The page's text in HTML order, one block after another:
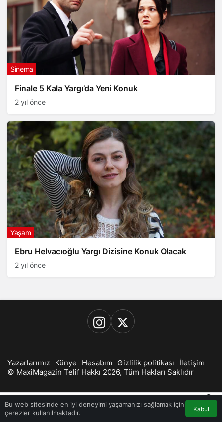
Finale 5 Kala Yargı’da Yeni Konuk
Sinema
2 yıl önce
Ebru Helvacıoğlu Yargı Dizisine Konuk Olacak
Yaşam
2 yıl önce
Bu web sitesinde en iyi deneyimi yaşamanızı sağlamak için
çerezler kullanılmaktadır.
Kabul
Yazarlarımız Künye Hesabım Gizlilik politikası
İletişim
© MaxiMagazin Telif Hakkı 2026, Tüm Hakları Saklıdır
Anasayfa Akış Bildirimler